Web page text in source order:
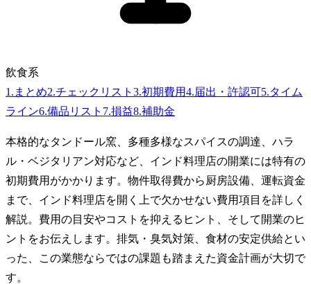
飲食系
1 . まとめ2.チェックリスト 3.初期費用4.届出・許認可5.タイム
ライン6.備品リスト 7.損益8.補助金
本格的なタンドール窯、多種多様なスパイスの調達、ハラ
ル・ベジタリアン対応など、インド料理店の開業には特有の
初期費用がかかります。物件取得費から厨房設備、運転資金
まで、インド料理店を開く上で欠かせない費用項目を詳しく
解説。費用の目安やコストを抑えるヒント、そして開業のヒ
ントをお伝えします。排気・臭気対策、食材の安定供給とい
った、この業態ならではの課題も踏まえた資金計画が大切で
す。